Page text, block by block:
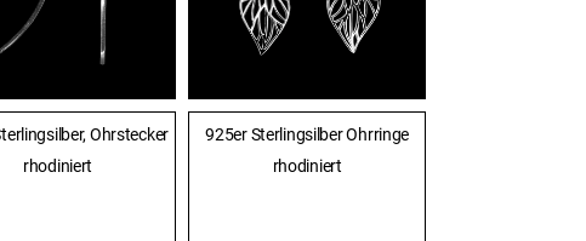
Ohrstecker
rhodiniert
925er Sterlingsilber Ohrringe
rhodiniert